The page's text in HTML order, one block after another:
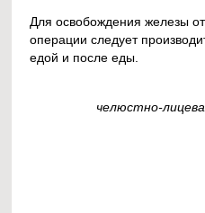
Для освобождения железы
операции следует
едой и после еды.
челюстно-